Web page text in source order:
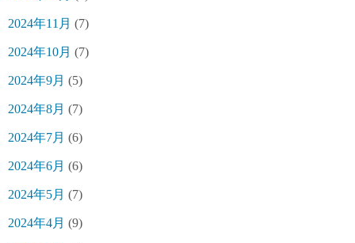
2024年11月 (7)
2024年10月 (7)
2024年9月 (5)
2024年8月 (7)
2024年7月 (6)
2024年6月 (6)
2024年5月 (7)
2024年4月 (9)